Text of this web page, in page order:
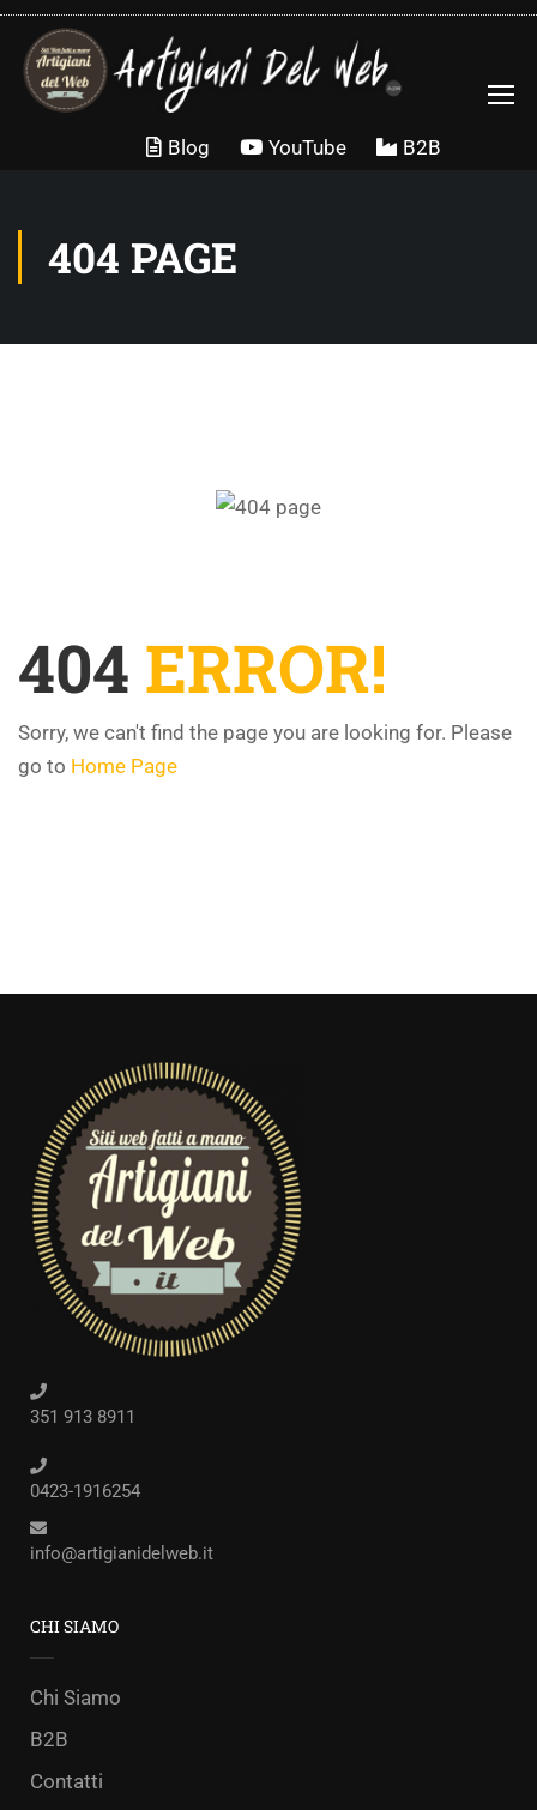
B2B
YouTube
Blog
404 PAGE
404 ERROR!
Sorry, we can't find the page you are looking for. Please
go to Home Page
351 913 8911
0423-1916254
info@artigianidelweb.it
CHI SIAMO
Chi Siamo
B2B
Contatti